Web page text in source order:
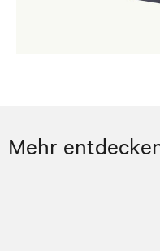
Mehr